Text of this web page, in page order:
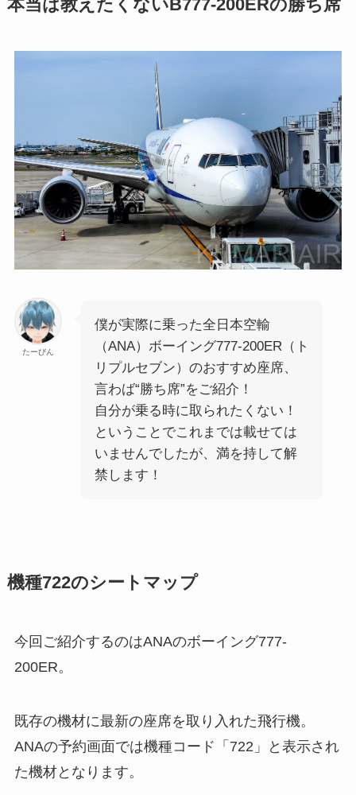
本当は教えたくないB777-200ERの勝ち席
たーびん
僕が実際に乗った全日本空輸
（ANA）ボーイング777-200ER（ト
リプルセブン）のおすすめ座席、
言わば“勝ち席”をご紹介！
自分が乗る時に取られたくない！
ということでこれまでは載せては
いませんでしたが、満を持して解
禁します！
機種722のシートマップ
今回ご紹介するのはANAのボーイング777-
200ER。
既存の機材に最新の座席を取り入れた飛行機。
ANAの予約画面では機種コード「722」と表示され
た機材となります。